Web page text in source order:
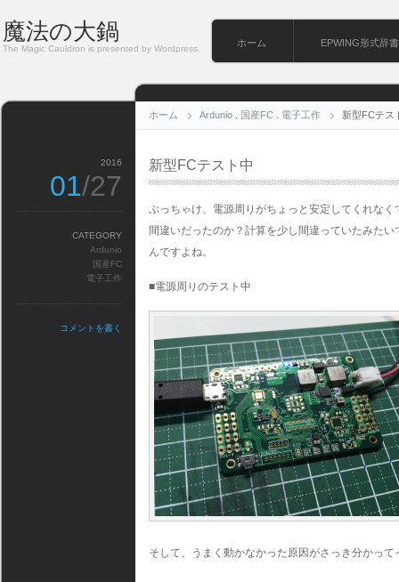
魔法の大鍋
The Magic Cauldron is presented by Wordpress.
ホーム EPWING形式辞書
ホーム Ardunio 国産FC 電子工作 新型FCテス
新型FCテスト中
ぶっちゃけ、電源周りがちょっと安定してくれな
間違いだったのか？計算を少し間違っていたみた
んですよね。
■電源周りのテスト中
そして、うまく動かなかった原因がさっき分かっ
2016
01/27
CATEGORY
Ardunio
国産FC
電子工作
コメントを書く